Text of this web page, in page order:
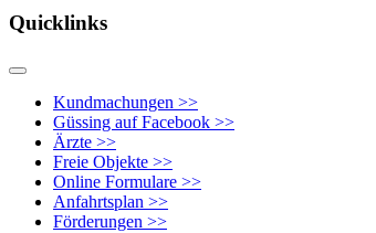
Quicklinks
Kundmachungen >>
Güssing auf Facebook >>
Ärzte >>
Freie Objekte >>
Online Formulare >>
Anfahrtsplan >>
Förderungen >>